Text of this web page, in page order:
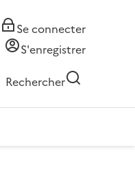
Se connecter
S'enregistrer
Rechercher